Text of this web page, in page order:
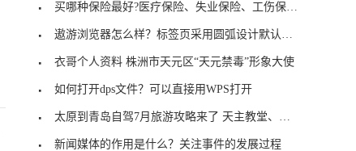
买哪种保险最好?医疗保险、失业保险、工伤保险等
遨游浏览器怎么样？标签页采用圆弧设计默认背景颜色
衣哥个人资料 株洲市天元区“天元禁毒”形象大使
如何打开dps文件？可以直接用WPS打开
太原到青岛自驾7月旅游攻略来了 天主教堂、青岛滩
新闻媒体的作用是什么？关注事件的发展过程